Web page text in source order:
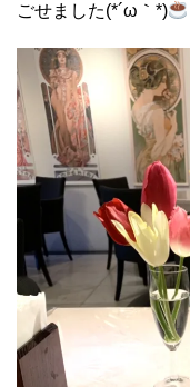
ごせました(*´ω｀*)